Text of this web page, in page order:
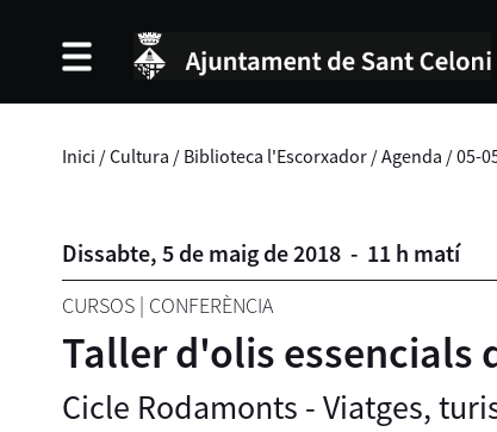
Inici /Cultura / Biblioteca l'Escorxador /Agenda /05-
Dissabte, 5 de maig de2018 - 11 h matí
CURSOS | CONFERÈNCIA
Taller d'olis essencials
Cicle Rodamonts - Viatges,